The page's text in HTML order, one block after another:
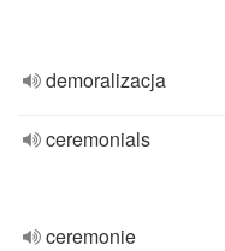
demoralizacja
ceremonials
ceremonie